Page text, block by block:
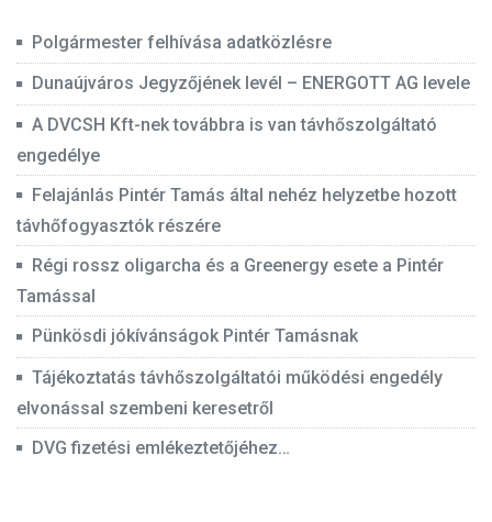
Polgármester felhívása adatközlésre
Dunaújváros Jegyzőjének levél – ENERGOTT AG levele
A DVCSH Kft-nek továbbra is van távhőszolgáltató
engedélye
Felajánlás Pintér Tamás által nehéz helyzetbe hozott
távhőfogyasztók részére
Régi rossz oligarcha és a Greenergy esete a Pintér
Tamással
Pünkösdi jókívánságok Pintér Tamásnak
Tájékoztatás távhőszolgáltatói működési engedély
elvonással szembeni keresetről
DVG fizetési emlékeztetőjéhez…